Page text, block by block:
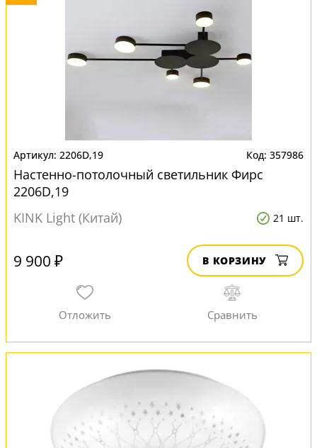
2206D,19 357986
Настенно-потолочный светильник Фирс
2206D,19
KINK Light (Китай)
21 шт.
9 900 ₽ В КОРЗИНУ